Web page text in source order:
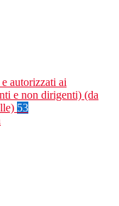
autorizzati ai
e non dirigenti) (da
53